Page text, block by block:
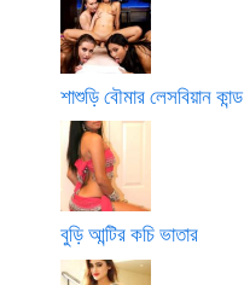
শাশুড়ি বৌমার লেসবিয়ান কান্ড
বুড়ি আন্টির কচি ভাতার